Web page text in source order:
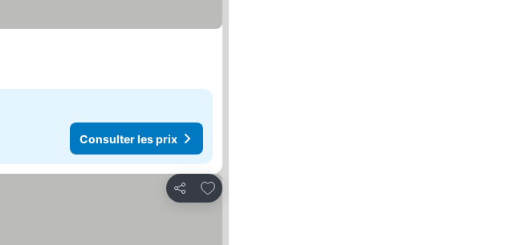
Consulter les prix
Partager
Ajouter à mes favoris